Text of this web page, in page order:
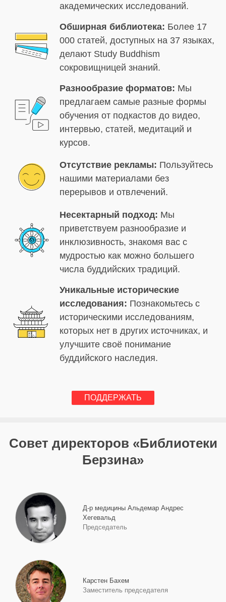
академических исследований.
Обширная библиотека: Более 17
000 статей, доступных на 37 языках,
делают Study Buddhism
сокровищницей знаний.
Разнообразие форматов: Мы
предлагаем самые разные формы
обучения от подкастов до видео,
интервью, статей, медитаций и
курсов.
Отсутствие рекламы: Пользуйтесь
нашими материалами без
перерывов и отвлечений.
Несектарный подход: Мы
приветствуем разнообразие и
инклюзивность, знакомя вас с
мудростью как можно большего
числа буддийских традиций.
Уникальные исторические
исследования: Познакомьтесь с
историческими исследованиям,
которых нет в других источниках, и
улучшите своё понимание
буддийского наследия.
ПОДДЕРЖАТЬ
Совет директоров «Библиотеки
Берзина»
Д-р медицины Альдемар Андрес
Хегевальд
Председатель
Карстен Бахем
Заместитель председателя